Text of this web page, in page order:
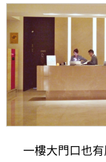
一樓大門口也